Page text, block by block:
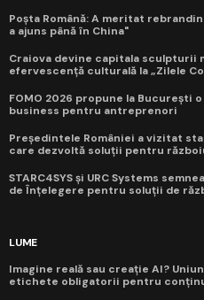
Poșta Română: A meritat
a ajuns până în China"
Craiova devine capitala sculpturii
efervescență culturală la „Zilele
FOMO 2026 propune la București
business pentru antreprenori
Președintele României a vizitat
care dezvoltă soluții pentru
STARC4SYS și URC Systems
de Înțelegere pentru soluții de
LUME
Imagine reală sau creație AI?
etichete obligatorii pentru